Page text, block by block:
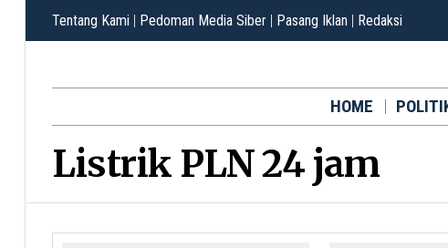
Tentang Kami | Pedoman Media Siber | Pasang Iklan | Redaksi
HOME
Listrik PLN 24 jam